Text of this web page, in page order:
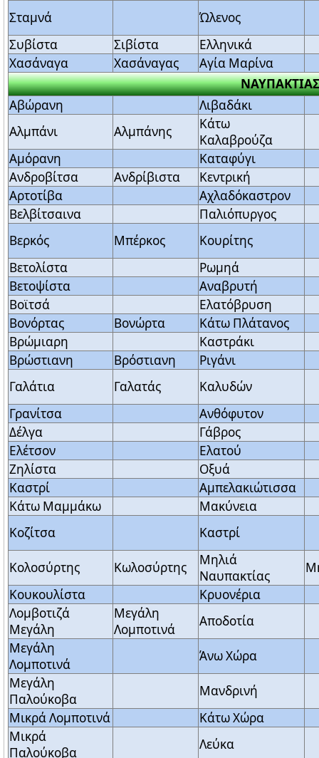
Σταμνά
Ώλενος
Συβίστα
Σιβίστα
Ελληνικά
Χασάναγα
Χασάναγας
Αγία Μαρίνα
ΝΑΥΠΑΚΤΙΑΣ
Αβώρανη
Λιβαδάκι
Αλμπάνι
Αλμπάνης
Κάτω
Καλαβρούζα
Αμόρανη
Καταφύγι
Ανδροβίτσα
Ανδρίβιστα
Κεντρική
Αρτοτίβα
Αχλαδόκαστρον
Βελβίτσαινα
Παλιόπυργος
Βερκός
Μπέρκος
Κουρίτης
Βετολίστα
Ρωμηά
Βετοψίστα
Αναβρυτή
Βοϊτσά
Ελατόβρυση
Βονόρτας
Βονώρτα
Κάτω Πλάτανος
Βρώμιαρη
Καστράκι
Βρώστιανη
Βρόστιανη
Ριγάνι
Γαλάτια
Γαλατάς
Καλυδών
Γρανίτσα
Ανθόφυτον
Δέλγα
Γάβρος
Ελέτσον
Ελατού
Ζηλίστα
Οξυά
Καστρί
Αμπελακιώτισσα
Κάτω Μαμμάκω
Μακύνεια
Κοζίτσα
Καστρί
Κολοσύρτης Κωλοσύρτης
Μηλιά
Ναυπακτίας
Κουκουλίστα
Κρυονέρια
Λομβοτιζά
Μεγάλη
Μεγάλη
Λομποτινά
Αποδοτία
Μεγάλη
Λομποτινά
Άνω Χώρα
Μεγάλη
Παλούκοβα
Μανδρινή
Μικρά Λομποτινά
Κάτω Χώρα
Μικρά
Παλούκοβα
Λεύκα